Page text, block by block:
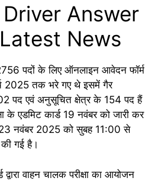
Answer
News
पदों के लिए ऑनलाइन आवेदन फॉर्म
2025 तक भरे गए थे इसमें गैर
पद एवं अनुसूचित क्षेत्र के 154 पद हैं
के एडमिट कार्ड 19 नवंबर को जारी कर
23 नवंबर 2025 को सुबह 11:00 से
गई है।
द्वारा वाहन चालक परीक्षा का आयोजन